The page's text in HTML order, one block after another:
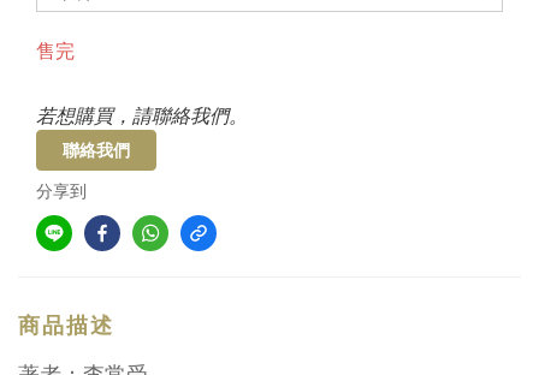
售完
若想購買，請聯絡我們。
聯絡我們
分享到
商品描述